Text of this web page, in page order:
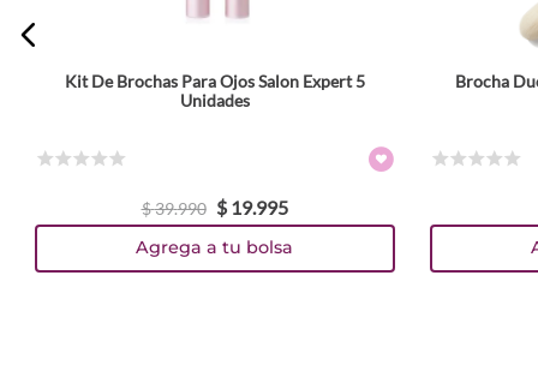
Kit De Brochas Para Ojos Salon Expert 5
Unidades
$39.990 $ 19.995
Agrega a tu bolsa
Brocha